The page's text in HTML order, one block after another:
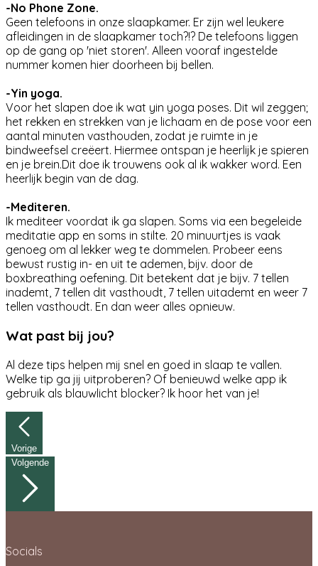
-No Phone Zone.
Geen telefoons in onze slaapkamer. Er zijn wel leukere
afleidingen in de slaapkamer toch?!? De telefoons liggen
op de gang op 'niet storen'. Alleen vooraf ingestelde
nummer komen hier doorheen bij bellen.
-Yin yoga.
Voor het slapen doe ik wat yin yoga poses. Dit wil zeggen;
het rekken en strekken van je lichaam en de pose voor een
aantal minuten vasthouden, zodat je ruimte in je
bindweefsel creëert. Hiermee ontspan je heerlijk je spieren
en je brein.Dit doe ik trouwens ook al ik wakker word. Een
heerlijk begin van de dag.
-Mediteren.
Ik mediteer voordat ik ga slapen. Soms via een begeleide
meditatie app en soms in stilte. 20 minuurtjes is vaak
genoeg om al lekker weg te dommelen. Probeer eens
bewust rustig in- en uit te ademen, bijv. door de
boxbreathing oefening. Dit betekent dat je bijv. 7 tellen
inademt, 7 tellen dit vasthoudt, 7 tellen uitademt en weer 7
tellen vasthoudt. En dan weer alles opnieuw.
Wat past bij jou?
Al deze tips helpen mij snel en goed in slaap te vallen.
Welke tip ga jij uitproberen? Of benieuwd welke app ik
gebruik als blauwlicht blocker? Ik hoor het van je!
Vorige
Socials